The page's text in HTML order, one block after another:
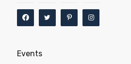
Events